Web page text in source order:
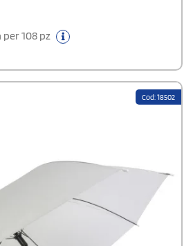
per 108 pz
Cod: 18502